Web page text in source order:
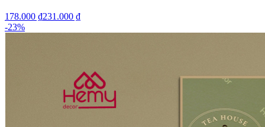
178.000 ₫231.000 ₫
-23%